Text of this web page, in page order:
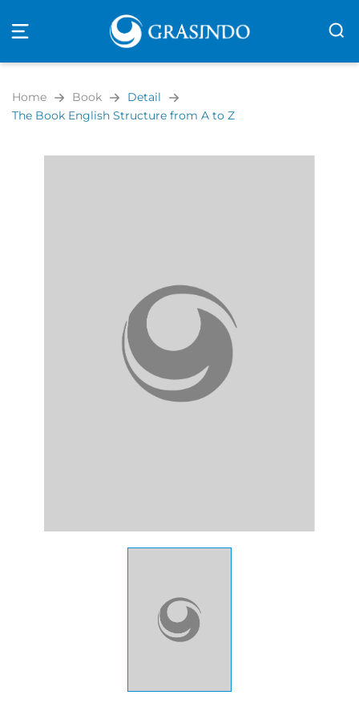
navigation
Home Book
Detail
The Book English Structure from A to Z